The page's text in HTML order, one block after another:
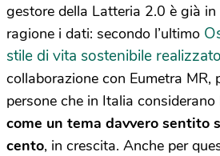
gestore della Latteria 2.0 è già
ragione i dati: secondo l’ultimo
stile di vita sostenibile realizzato
collaborazione con Eumetra MR,
persone che in Italia considerano
come un tema davvero sentito
cento, in crescita. Anche per